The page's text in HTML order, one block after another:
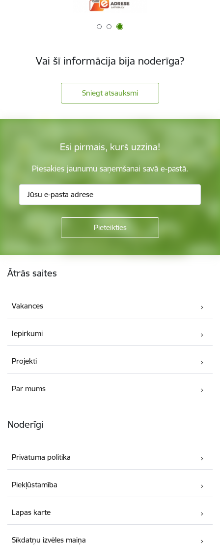
Vai šī informācija bija noderīga?
Sniegt atsauksmi
Esi pirmais, kurš uzzina!
Piesakies jaunumu saņemšanai savā e-pastā.
Ātrās saites
Vakances
Iepirkumi
Projekti
Par mums
Noderīgi
Privātuma politika
Piekļūstamība
Lapas karte
Sīkdatņu izvēles maiņa